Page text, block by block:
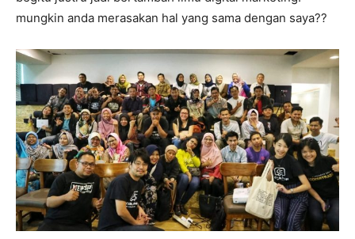
mungkin anda merasakan hal yang sama dengan saya??